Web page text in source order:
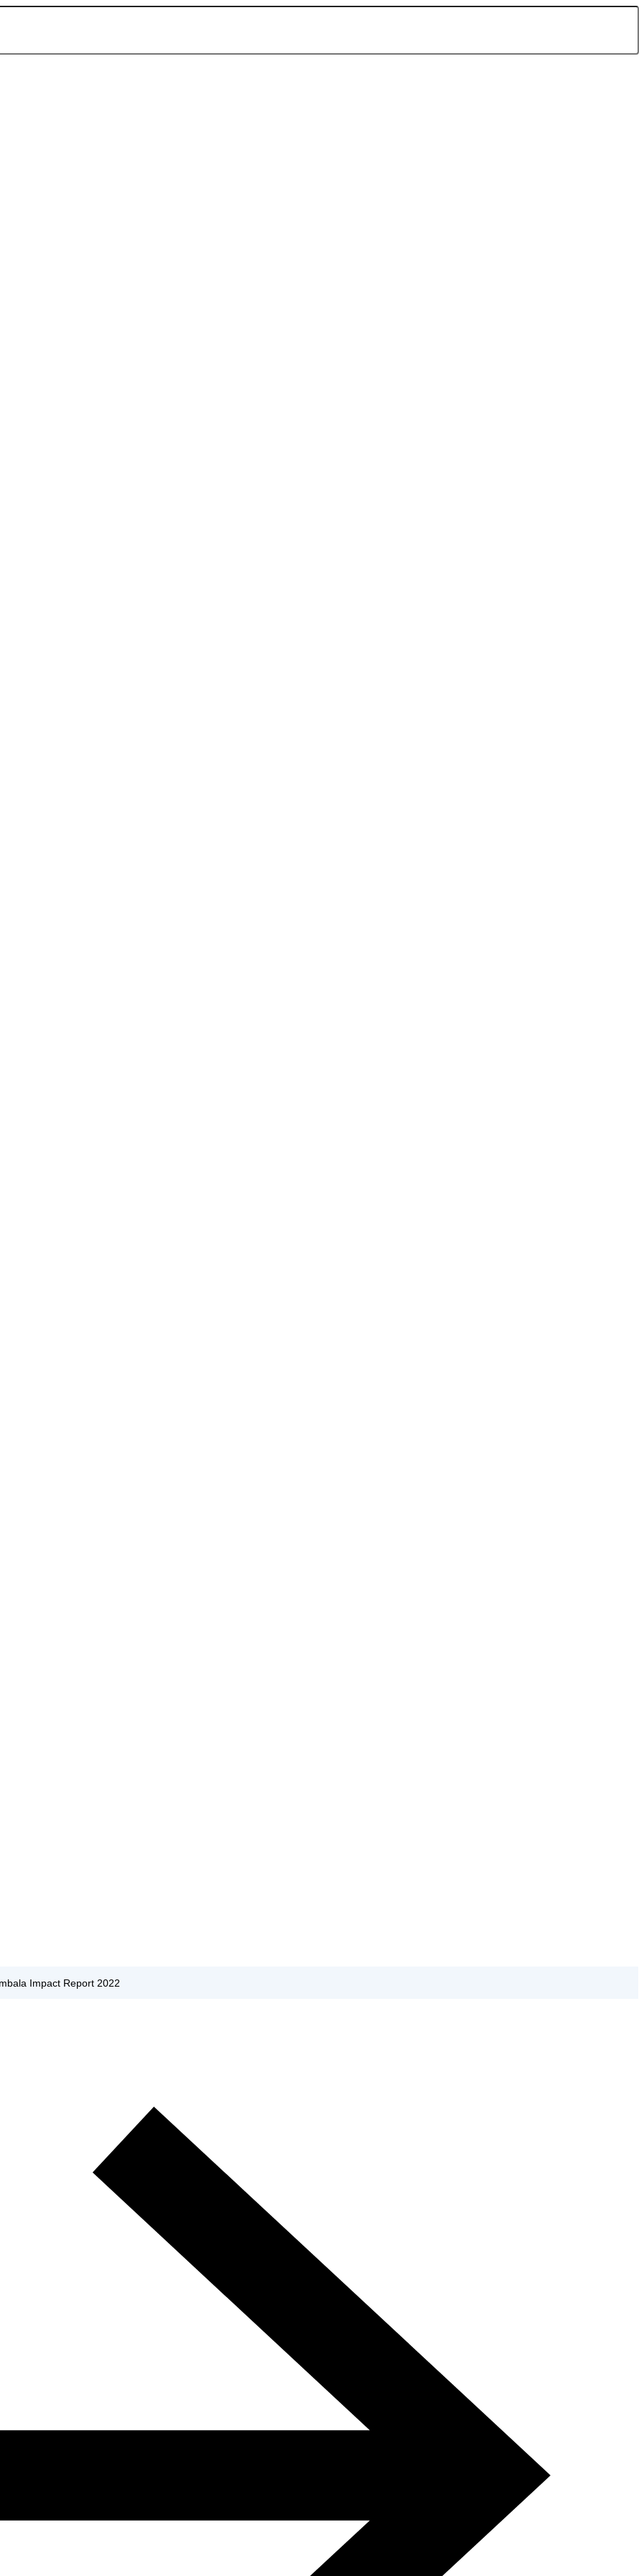
Impact Report 2022